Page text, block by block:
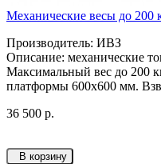
Механические весы до 200
Производитель: ИВЗ
Описание: механические
Максимальный вес до 200
платформы 600х600 мм.
36 500 р.
В корзину